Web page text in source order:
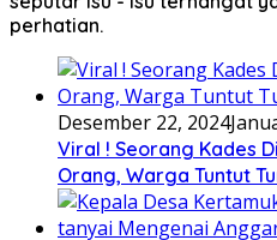
perhatian.
Desember 22, 2024
Viral ! Seorang Kades
Orang, Warga Tuntut